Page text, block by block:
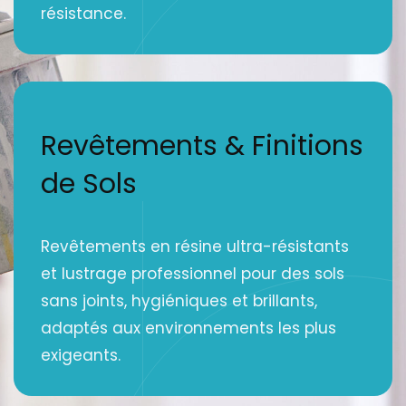
résistance.
Revêtements & Finitions
de Sols
Revêtements en résine ultra-résistants
et lustrage professionnel pour des sols
sans joints, hygiéniques et brillants,
adaptés aux environnements les plus
exigeants.